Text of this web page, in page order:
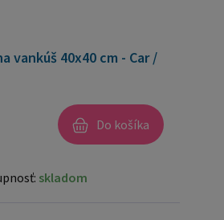
vankúš 40x40 cm - Car /
Do košíka
skladom